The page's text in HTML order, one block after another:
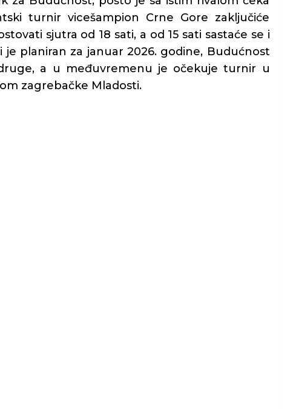
turnir vicešampion Crne Gore zaključiće
sjutra od 18 sati, a od 15 sati sastaće se i
je planiran za januar 2026. godine, Budućnost
a u međuvremenu je očekuje turnir u
zagrebačke Mladosti.